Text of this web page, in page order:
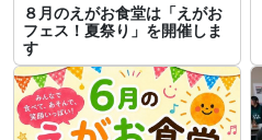
８月のえがお食堂は「えがお
フェス！夏祭り」を開催しま
す